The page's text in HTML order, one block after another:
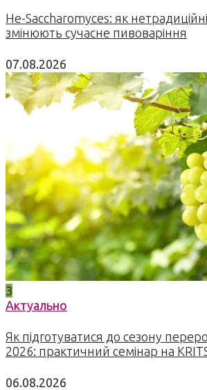
Не-Saccharomyces: як
змінюють сучасне пивоваріння
07.08.2026
3
Актуально
Як підготуватися до сезону
2026: практичний семінар на
06.08.2026